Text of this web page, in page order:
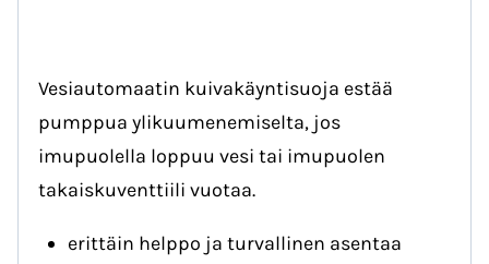
Vesiautomaatin kuivakäyntisuoja estää
pumppua ylikuumenemiselta, jos
imupuolella loppuu vesi tai imupuolen
takaiskuventtiili vuotaa.
erittäin helppo ja turvallinen asentaa